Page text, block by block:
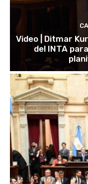
Video | Ditmar
del INTA